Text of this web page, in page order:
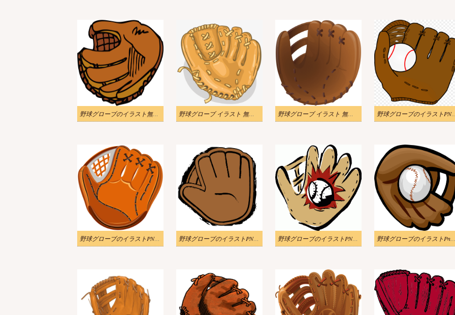
野球グローブのイラスト無料ダウンロード 野球グローブ イラスト 無料画像 野球グローブ イラスト 無料画像 2 野球グローブ
野球グローブのイラストPNG 写真 2 野球グローブのイラストPNG 画像 野球グローブのイラストPNG 画像 2 野球グローブのイラス